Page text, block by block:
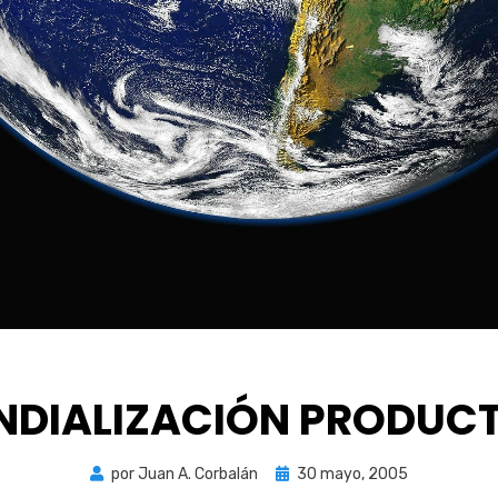
porJuan A. Corbalán
Publicada
30 mayo, 2005